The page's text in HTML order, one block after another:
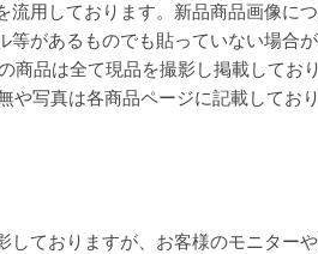
用しております。新品商品画像に
があるものでも貼っていない場合
品は全て現品を撮影し掲載しており
や写真は各商品ページに記載してお
ておりますが、お客様のモニターや